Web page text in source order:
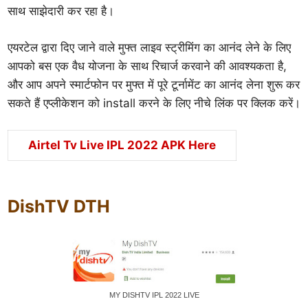
साथ साझेदारी कर रहा है।
एयरटेल द्वारा दिए जाने वाले मुफ्त लाइव स्ट्रीमिंग का आनंद लेने के लिए
आपको बस एक वैध योजना के साथ रिचार्ज करवाने की आवश्यकता है,
और आप अपने स्मार्टफोन पर मुफ्त में पूरे टूर्नामेंट का आनंद लेना शुरू कर
सकते हैं एप्लीकेशन को install करने के लिए नीचे लिंक पर क्लिक करें।
Airtel Tv Live IPL 2022 APK Here
DishTV DTH
MY DISHTV IPL 2022 LIVE